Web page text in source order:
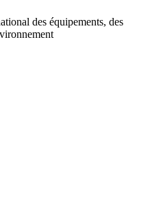
des équipements, des